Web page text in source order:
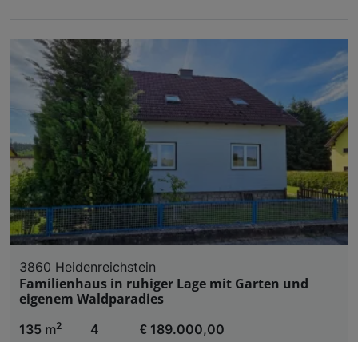
3860 Heidenreichstein
Familienhaus in ruhiger Lage mit Garten und
eigenem Waldparadies
135 m2
4 € 189.000,00